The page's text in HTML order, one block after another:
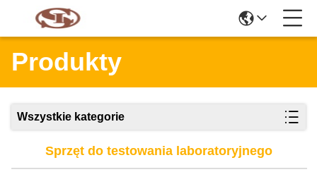
Produkty
Wszystkie kategorie
Sprzęt do testowania laboratoryjnego